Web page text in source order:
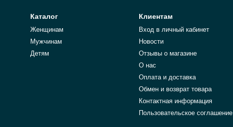
Каталог
Женщинам
Мужчинам
Детям
Клиентам
Вход в личный кабинет
Новости
Отзывы о магазине
О нас
Оплата и доставка
Обмен и возврат товара
Контактная информация
Пользовательское соглашение